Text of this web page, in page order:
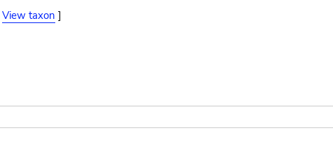
View taxon ]